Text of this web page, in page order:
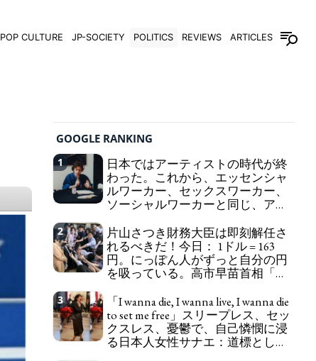
POP CULTURE JP-SOCIETY POLITICS REVIEWS ARTICLES
GOOGLE RANKING
1
日本ではアーティストの時代が終
わった。これから、エッセンシャ
ルワーカー、セックスワーカー、
ソーシャルワーカーと同じ、アー
in Japan the word "artist" into the word "Art
Worker" (similar to "Essential Worker", "Sex Worker"
or "Social Worker")
2
片山さつき財務大臣は即刻解任さ
れるべきだ！今日： 1ドル = 163
円。にっぽん人がずっと自分の円
を吸っている。高市早苗首相「円
ットを強調Finance Minister KATAYAMA
Satsuki should be fired immediately! Today: 1 US$ =
163 Yen. The Japanese Have Long Been Draining
Their Own Yen. Prime Minister TAKAICHI
3
「I wanna die, I wanna live, I wanna die
to set me free」スリープレス、セッ
クスレス、憂鬱で、自己憐憫に浸
る日本人女性サナエ：道標として